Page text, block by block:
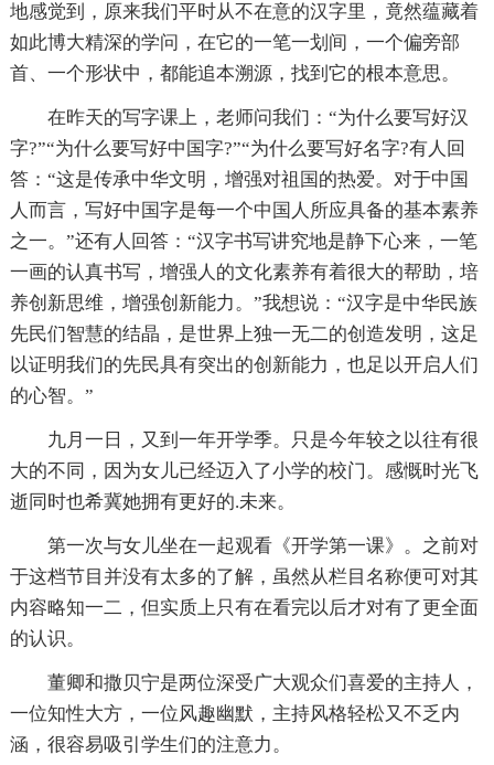
地感觉到，原来我们平时从不在意的汉字里，竟然蕴藏着
如此博大精深的学问，在它的一笔一划间，一个偏旁部
首、一个形状中，都能追本溯源，找到它的根本意思。
在昨天的写字课上，老师问我们：“为什么要写好汉
字?”“为什么要写好中国字?”“为什么要写好名字?有人回
答：“这是传承中华文明，增强对祖国的热爱。对于中国
人而言，写好中国字是每一个中国人所应具备的基本素养
之一。”还有人回答：“汉字书写讲究地是静下心来，一笔
一画的认真书写，增强人的文化素养有着很大的帮助，培
养创新思维，增强创新能力。”我想说：“汉字是中华民族
先民们智慧的结晶，是世界上独一无二的创造发明，这足
以证明我们的先民具有突出的创新能力，也足以开启人们
的心智。”
九月一日，又到一年开学季。只是今年较之以往有很
大的不同，因为女儿已经迈入了小学的校门。感慨时光飞
逝同时也希冀她拥有更好的.未来。
第一次与女儿坐在一起观看《开学第一课》。之前对
于这档节目并没有太多的了解，虽然从栏目名称便可对其
内容略知一二，但实质上只有在看完以后才对有了更全面
的认识。
董卿和撒贝宁是两位深受广大观众们喜爱的主持人，
一位知性大方，一位风趣幽默，主持风格轻松又不乏内
涵，很容易吸引学生们的注意力。